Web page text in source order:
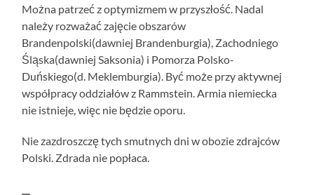
Można patrzeć z optymizmem w przyszłość. Nadal
należy rozważać zajęcie obszarów
Brandenpolski(dawniej Brandenburgia), Zachodniego
Śląska(dawniej Saksonia) i Pomorza Polsko-
Duńskiego(d. Meklemburgia). Być może przy aktywnej
współpracy oddziałów z Rammstein. Armia niemiecka
nie istnieje, więc nie będzie oporu.
Nie zazdroszczę tych smutnych dni w obozie zdrajców
Polski. Zdrada nie popłaca.